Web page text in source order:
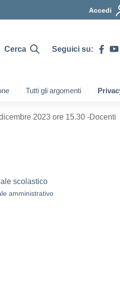
Accedi
Cerca Seguici su:
Tutti gli argomenti
2023 ore 15.30 -Docenti
scolastico
amministrativo